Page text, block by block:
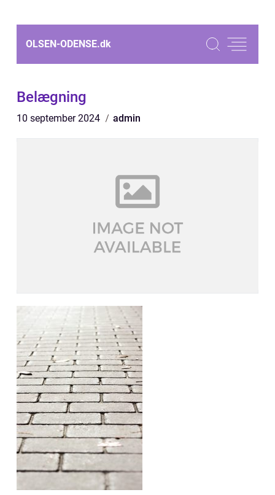
OLSEN-ODENSE.dk
Belægning
10 september 2024 admin